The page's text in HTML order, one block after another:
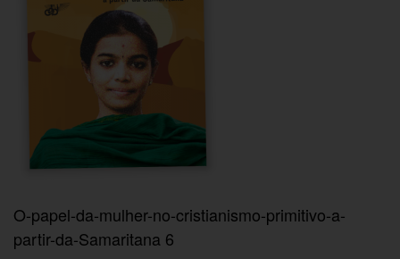
O-papel-da-mulher-no-cristianismo-primitivo-a-
partir-da-Samaritana 6